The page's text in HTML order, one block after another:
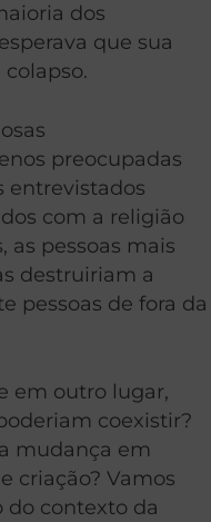
dos
que sua
preocupadas
entrevistados
com a religião
as pessoas mais
destruiriam a
pessoas de fora da
em outro lugar,
coexistir?
mudança em
criação? Vamos
do contexto da